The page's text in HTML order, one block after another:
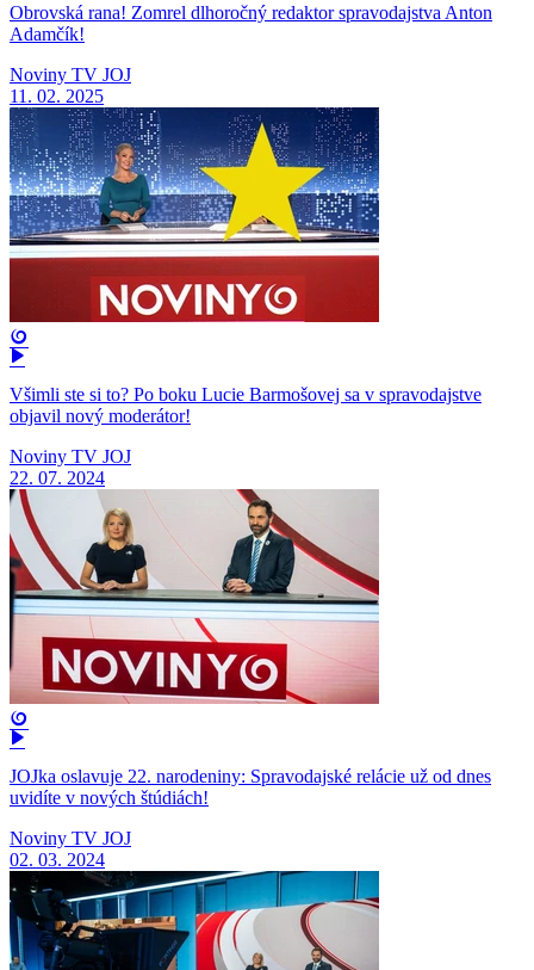
Obrovská rana! Zomrel dlhoročný redaktor spravodajstva Anton
Adamčík!
Noviny TV JOJ
11. 02. 2025
Všimli ste si to? Po boku Lucie Barmošovej sa v spravodajstve
objavil nový moderátor!
Noviny TV JOJ
22. 07. 2024
JOJka oslavuje 22. narodeniny: Spravodajské relácie už od dnes
uvidíte v nových štúdiách!
Noviny TV JOJ
02. 03. 2024